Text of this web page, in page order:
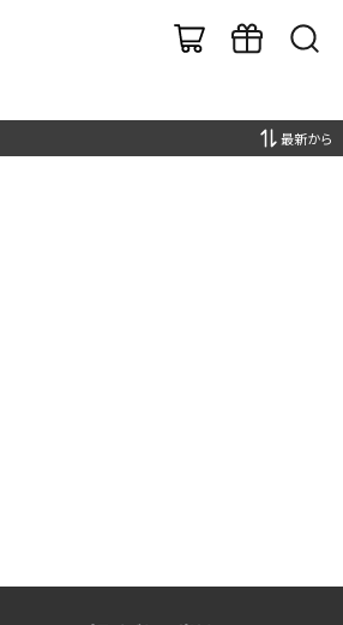
最新から